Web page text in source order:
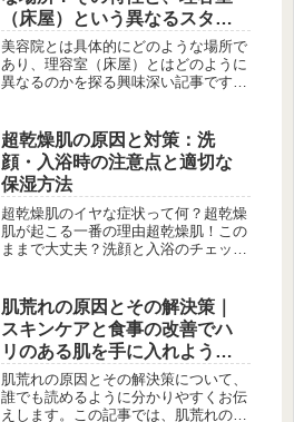
の...
（床屋）という異なるスタイ
ルの場所との微妙な違いが気
になる。
美容院とは具体的にどのような場所で
あり、理容室（床屋）とはどのように
異なるのかを探る興味深い記事です。
や存在意義についても詳しく解説して
います。さらには、美容院と理容室
（床屋...
超乾燥肌の原因と対策：洗
顔・入浴時の注意点と適切な
保湿方法
超乾燥肌のイヤな症状って何？超乾燥
肌が起こる一番の理由超乾燥肌！この
ままで大丈夫？洗顔と入浴のチェック
間はどれくらいがベスト？洗顔・入浴
後はすぐに保湿！その方法とは？きち
ん...
肌荒れの原因とその解決策｜
スキンケアと食事の改善でハ
リのある肌を手に入れよう
【質問と回答付き】
肌荒れの原因とその解決策について、
誰でも読めるように分かりやすくお伝
えします。この記事では、肌荒れの特